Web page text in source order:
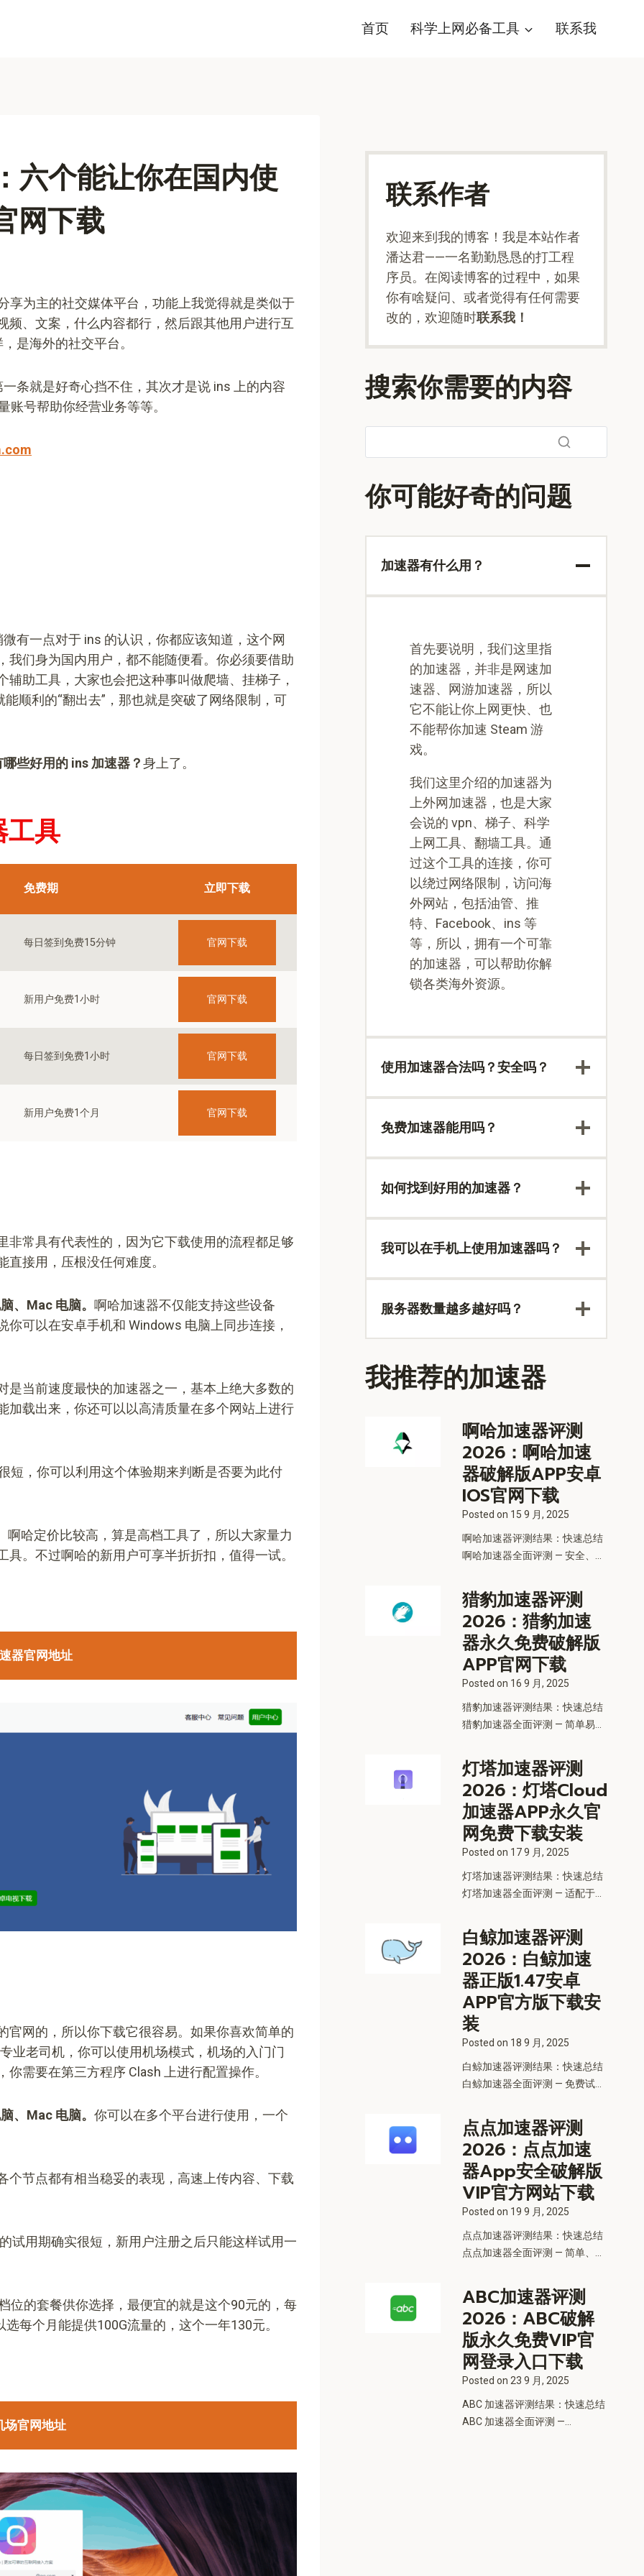
首页 科学上网必备工具 联系我
六个能让你在国内使
网下载
享为主的社交媒体平台，功能上我觉得就是类似于
、文案，什么内容都行，然后跟其他用户进行互
是海外的社交平台。
条就是好奇心挡不住，其次才是说 ins 上的内容
号帮助你经营业务等等。
有一点对于 ins 的认识，你都应该知道，这个网
们身为国内用户，都不能随便看。你必须要借助
助工具，大家也会把这种事叫做爬墙、挂梯子，
顺利的“翻出去”，那也就是突破了网络限制，可
些好用的 ins 加速器？身上了。
具
免费期 立即下载
每日签到免费15分钟 官网下载
新用户免费1小时 官网下载
每日签到免费1小时 官网下载
新用户免费1个月 官网下载
非常具有代表性的，因为它下载使用的流程都足够
接用，压根没任何难度。
、Mac 电脑。 啊哈加速器不仅能支持这些设备
可以在安卓手机和 Windows 电脑上同步连接，
是当前速度最快的加速器之一，基本上绝大多数的
加载出来，你还可以以高清质量在多个网站上进行
短，你可以利用这个体验期来判断是否要为此付
啊哈定价比较高，算是高档工具了，所以大家量力
。不过啊哈的新用户可享半折折扣，值得一试。
器官网地址
官网的，所以你下载它很容易。如果你喜欢简单的
业老司机，你可以使用机场模式，机场的入门门
需要在第三方程序 Clash 上进行配置操作。
、Mac 电脑。 你可以在多个平台进行使用，一个
个节点都有相当稳妥的表现，高速上传内容、下载
试用期确实很短，新用户注册之后只能这样试用一
位的套餐供你选择，最便宜的就是这个90元的，每
每个月能提供100G流量的，这个一年130元。
场官网地址
联系作者
欢迎来到我的博客！我是本站作者
潘达君——一名勤勤恳恳的打工程
序员。在阅读博客的过程中，如果
你有啥疑问、或者觉得有任何需要
改的，欢迎随时联系我！
搜索你需要的内容
你可能好奇的问题
加速器有什么用？
首先要说明，我们这里指
的加速器，并非是网速加
速器、网游加速器，所以
它不能让你上网更快、也
不能帮你加速 Steam 游
戏。
我们这里介绍的加速器为
上外网加速器，也是大家
会说的 vpn、梯子、科学
上网工具、翻墙工具。通
过这个工具的连接，你可
以绕过网络限制，访问海
外网站，包括油管、推
特、Facebook、ins 等
等，所以，拥有一个可靠
的加速器，可以帮助你解
锁各类海外资源。
使用加速器合法吗？安全吗？
免费加速器能用吗？
如何找到好用的加速器？
我可以在手机上使用加速器吗？
服务器数量越多越好吗？
我推荐的加速器
啊哈加速器评测
2026：啊哈加速
器破解版APP安卓
IOS官网下载
Posted on 15 9 月, 2025
啊哈加速器评测结果：快速总结
啊哈加速器全面评测 — 安全、...
猎豹加速器评测
2026：猎豹加速
器永久免费破解版
APP官网下载
Posted on 16 9 月, 2025
猎豹加速器评测结果：快速总结
猎豹加速器全面评测 — 简单易...
灯塔加速器评测
2026：灯塔Cloud
加速器APP永久官
网免费下载安装
Posted on 17 9 月, 2025
灯塔加速器评测结果：快速总结
灯塔加速器全面评测 — 适配于...
白鲸加速器评测
2026：白鲸加速
器正版1.47安卓
APP官方版下载安
装
Posted on 18 9 月, 2025
白鲸加速器评测结果：快速总结
白鲸加速器全面评测 — 免费试...
点点加速器评测
2026：点点加速
器App安全破解版
VIP官方网站下载
Posted on 19 9 月, 2025
点点加速器评测结果：快速总结
点点加速器全面评测 — 简单、...
ABC加速器评测
2026：ABC破解
版永久免费VIP官
网登录入口下载
Posted on 23 9 月, 2025
ABC 加速器评测结果：快速总结
ABC 加速器全面评测 —...